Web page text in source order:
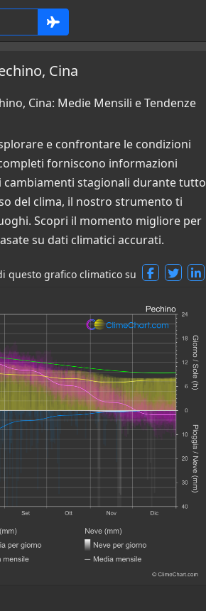
Cina
Cina: Medie Mensili e Tendenze
e confrontare le condizioni
forniscono informazioni
cambiamenti stagionali durante tutto
del clima, il nostro strumento ti
Scopri il momento migliore per
su dati climatici accurati.
questo grafico climatico su